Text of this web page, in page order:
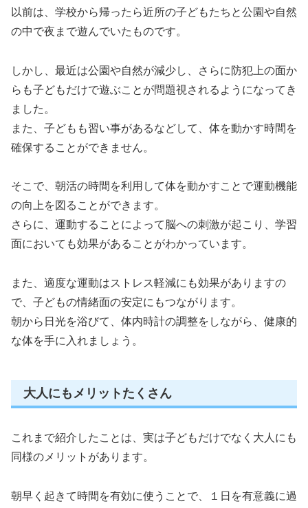
以前は、学校から帰ったら近所の子どもたちと公園や自然
の中で夜まで遊んでいたものです。
しかし、最近は公園や自然が減少し、さらに防犯上の面か
らも子どもだけで遊ぶことが問題視されるようになってき
ました。
また、子どもも習い事があるなどして、体を動かす時間を
確保することができません。
そこで、朝活の時間を利用して体を動かすことで運動機能
の向上を図ることができます。
さらに、運動することによって脳への刺激が起こり、学習
面においても効果があることがわかっています。
また、適度な運動はストレス軽減にも効果がありますの
で、子どもの情緒面の安定にもつながります。
朝から日光を浴びて、体内時計の調整をしながら、健康的
な体を手に入れましょう。
大人にもメリットたくさん
これまで紹介したことは、実は子どもだけでなく大人にも
同様のメリットがあります。
朝早く起きて時間を有効に使うことで、１日を有意義に過